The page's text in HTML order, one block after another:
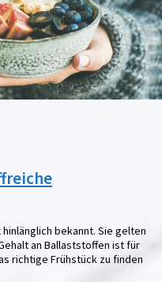
bekannt. Sie gelten
an Ballaststoffen ist für
richtige Frühstück zu finden